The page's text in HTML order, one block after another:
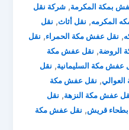
بمكة المكرمة,شركة نقل
المكرمه, نقل أثاث, نقل
, نقل عفش مكة الحمراء, نقل
الروضة, نقل عفش مكة
عفش مكة السليمانية, نقل
, نقل عفش مكة
عفش مكة النزهة, نقل
قريش, نقل عفش مكة